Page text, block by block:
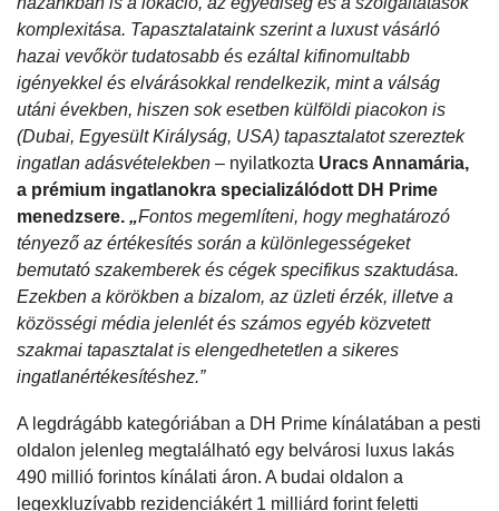
komplexitása. Tapasztalataink szerint a luxust vásárló
hazai vevőkör tudatosabb és ezáltal kifinomultabb
igényekkel és elvárásokkal rendelkezik, mint a válság
utáni években, hiszen sok esetben külföldi piacokon is
(Dubai, Egyesült Királyság, USA) tapasztalatot szereztek
ingatlan adásvételekben – nyilatkozta Uracs Annamária,
a prémium ingatlanokra specializálódott DH Prime
menedzsere. „Fontos megemlíteni, hogy meghatározó
tényező az értékesítés során a különlegességeket
bemutató szakemberek és cégek specifikus szaktudása.
Ezekben a körökben a bizalom, az üzleti érzék, illetve a
közösségi média jelenlét és számos egyéb közvetett
szakmai tapasztalat is elengedhetetlen a sikeres
ingatlanértékesítéshez.”
A legdrágább kategóriában a DH Prime kínálatában a pesti
oldalon jelenleg megtalálható egy belvárosi luxus lakás
490 millió forintos kínálati áron. A budai oldalon a
legexkluzívabb rezidenciákért 1 milliárd forint feletti